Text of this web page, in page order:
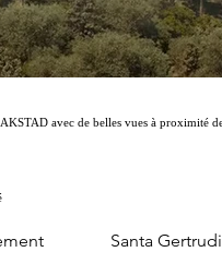
avec de belles vues à proximité
Santa